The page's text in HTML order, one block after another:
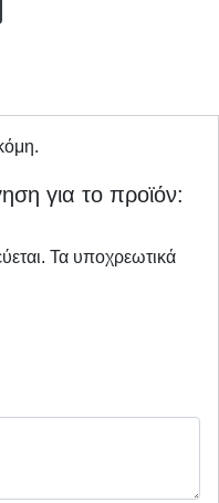
για το προϊόν:
Τα υποχρεωτικά